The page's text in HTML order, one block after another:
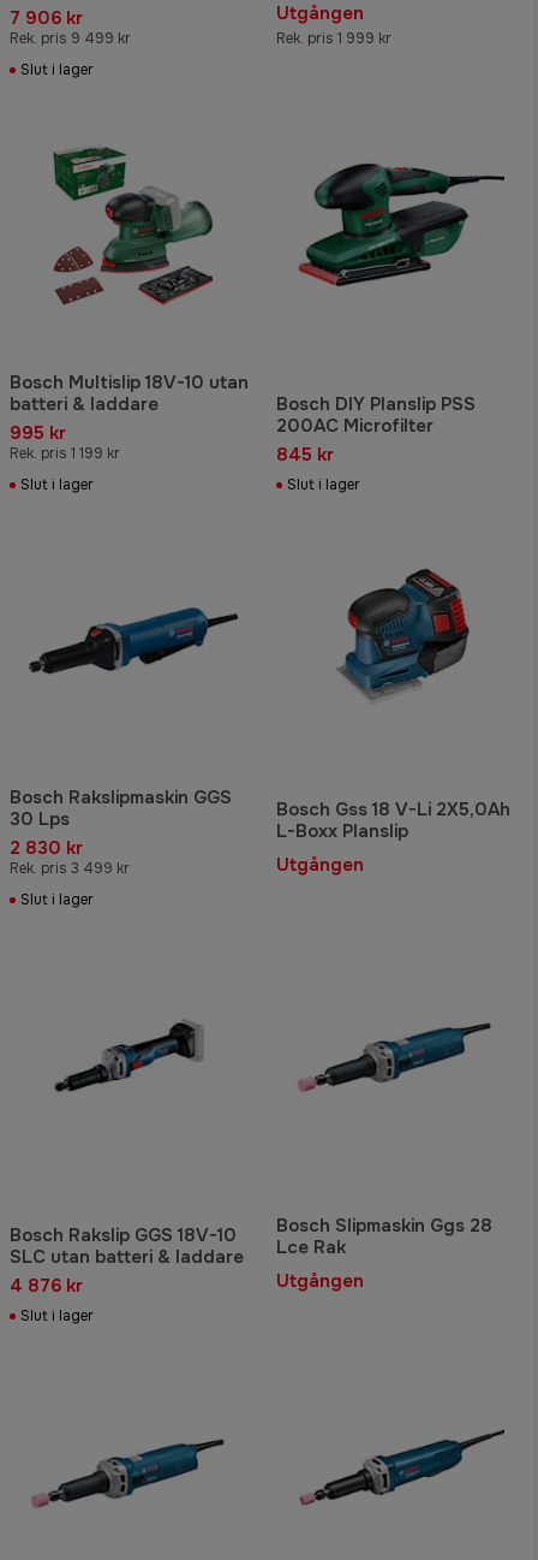
7 906 kr
Rek. pris 9 499 kr
Slut i lager
Utgången
Rek. pris 1 999 kr
Bosch Multislip 18V-10 utan
batteri & laddare
995 kr
Rek. pris 1 199 kr
Slut i lager
Bosch DIY Planslip PSS
200AC Microfilter
845 kr
Slut i lager
Bosch Rakslipmaskin GGS
30 Lps
2 830 kr
Rek. pris 3 499 kr
Slut i lager
Bosch Gss 18 V-Li 2X5,0Ah
L-Boxx Planslip
Utgången
Bosch Rakslip GGS 18V-10
SLC utan batteri & laddare
4 876 kr
Slut i lager
Bosch Slipmaskin Ggs 28
Lce Rak
Utgången